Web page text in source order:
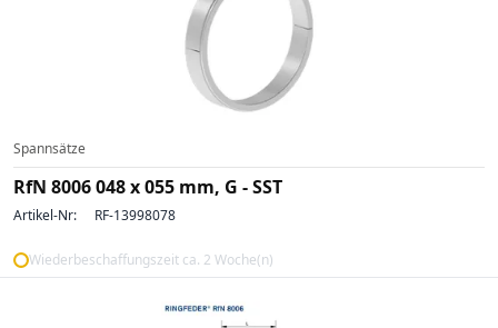
Spannsätze
RfN 8006 048 x 055 mm, G - SST
Artikel-Nr: RF-13998078
Wiederbeschaffungszeit ca. 2 Woche(n)